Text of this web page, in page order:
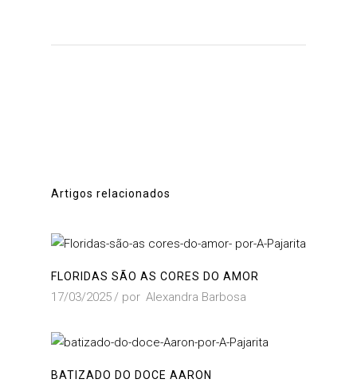
Artigos relacionados
FLORIDAS SÃO AS CORES DO AMOR
17/03/2025 por Alexandra Barbosa
BATIZADO DO DOCE AARON